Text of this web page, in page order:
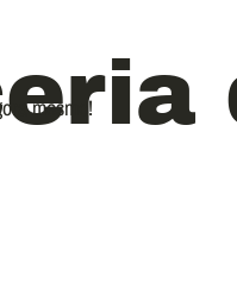
mesmo!